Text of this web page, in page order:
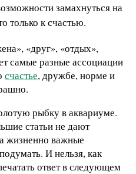
замахнуться на
только к счастью.
«друг», «отдых»,
самые разные ассоциации
счастье, дружбе, норме и
рыбку в аквариуме.
статьи не дают
жизненно важные
И нельзя, как
ответ в следующем